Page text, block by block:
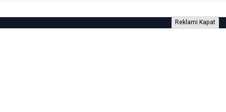
Reklami Kapat